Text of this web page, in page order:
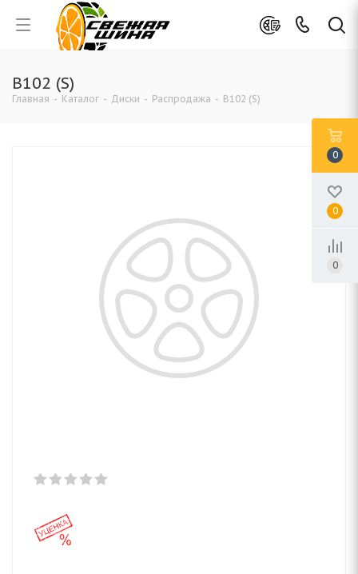
B102 (S)
Главная - Каталог - Диски - Распродажа - B102 (S)
0
0
0